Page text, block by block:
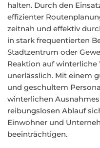
halten. Durch den
effizienter
zeitnah und effektiv
in stark frequentierten
Stadtzentrum oder
Reaktion auf
unerlässlich. Mit einem
und geschultem
winterlichen
reibungslosen Ablauf
Einwohner und
beeinträchtigen.